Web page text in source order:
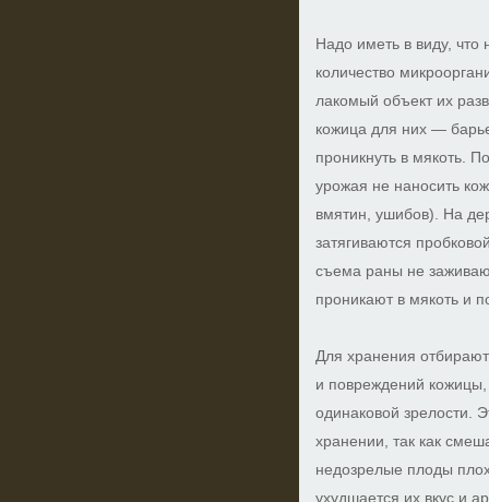
Надо иметь в виду, что
количество
лакомый объект их
кожица для них —
проникнуть в мякоть.
урожая не наносить
вмятин, ушибов). На
затягиваются
съема раны не
проникают в мякоть и
Для хранения
и повреждений
одинаковой зрелости.
хранении, так как
недозрелые плоды
ухудшается их вкус и